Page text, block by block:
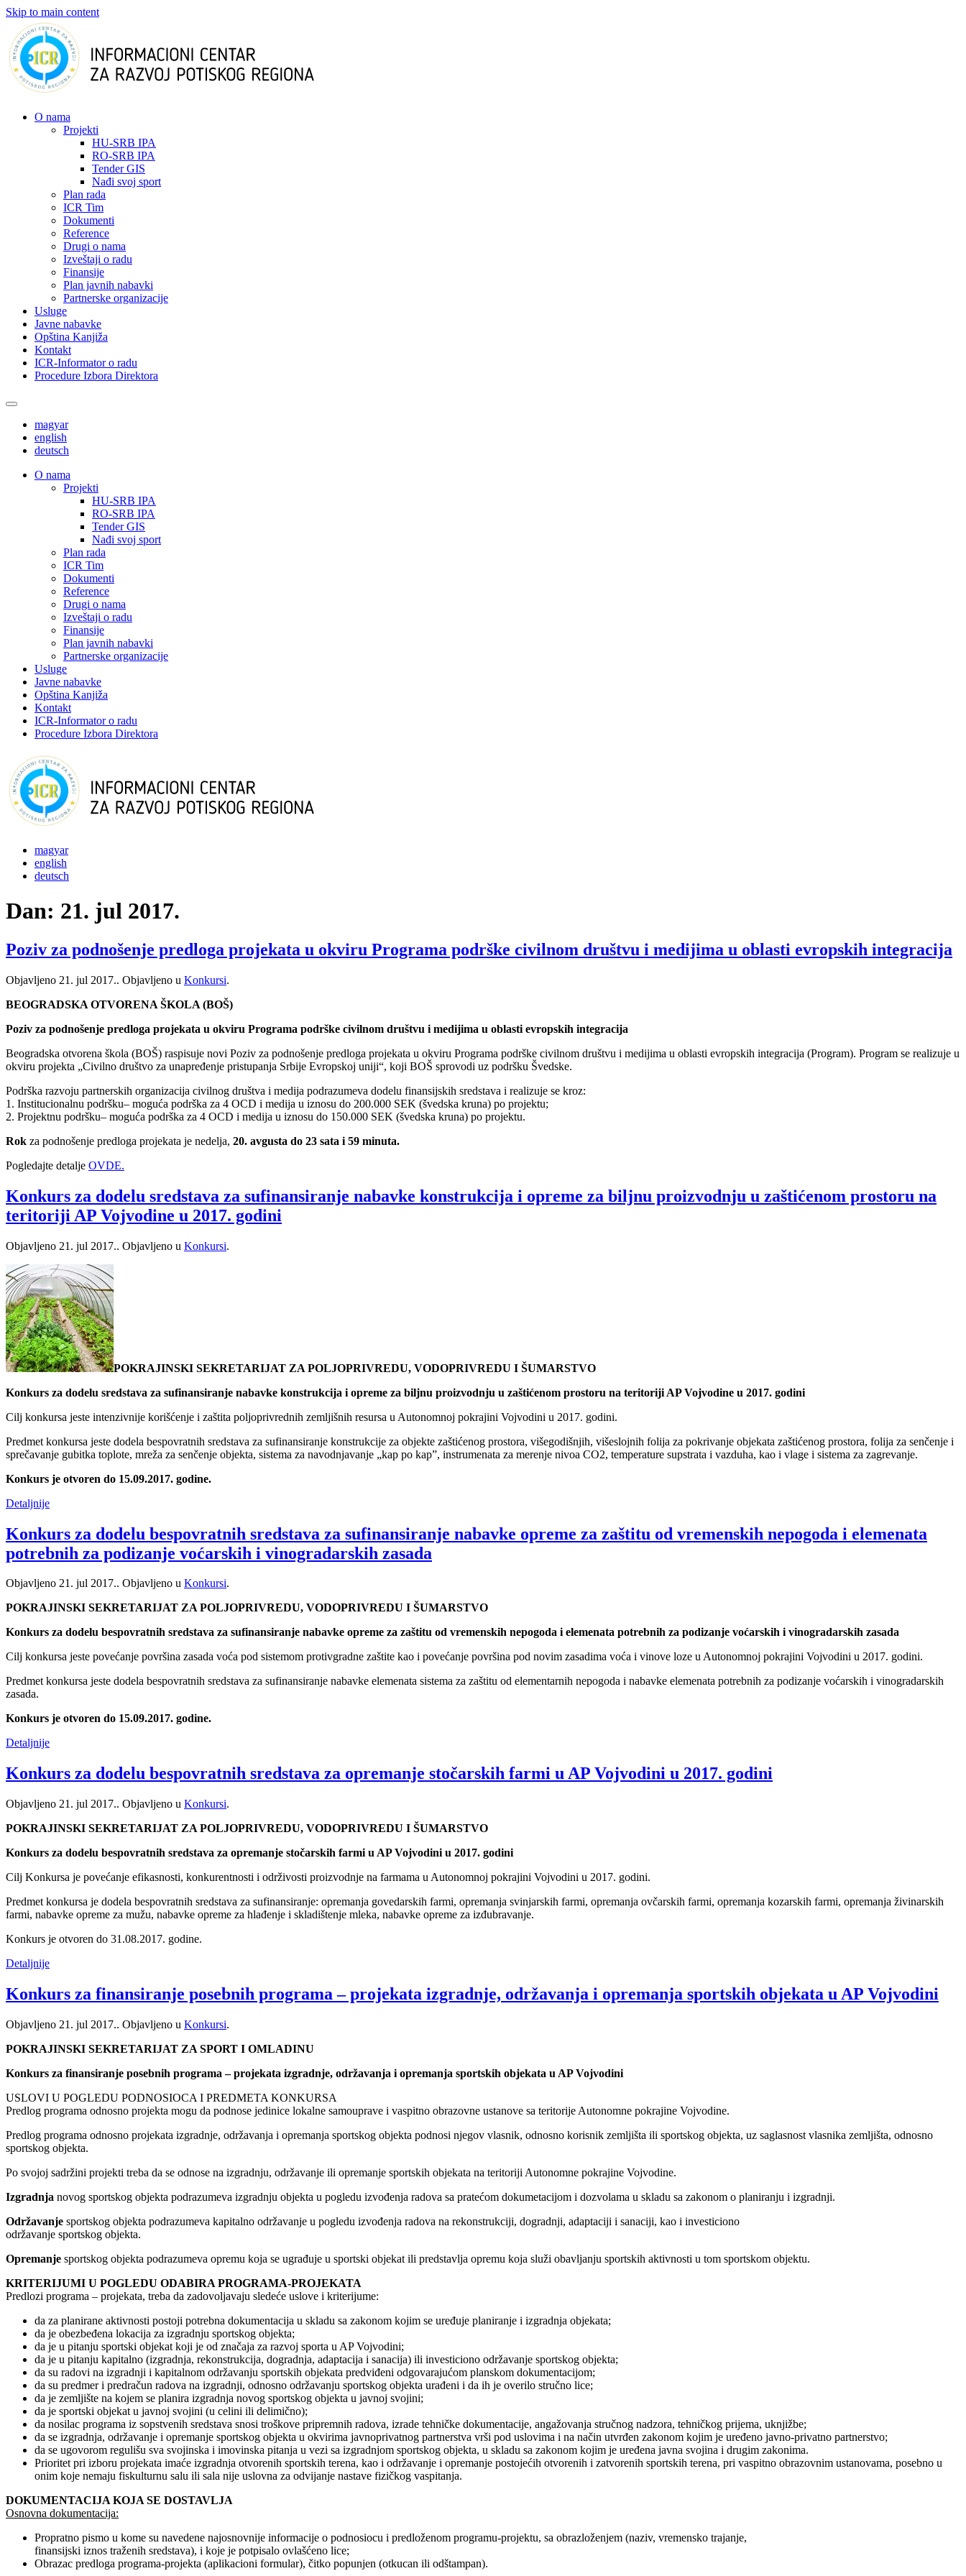
Skip to main content
О nama
Projekti
HU-SRB IPA
RO-SRB IPA
Tender GIS
Nađi svoj sport
Plan rada
ICR Tim
Dokumenti
Reference
Drugi o nama
Izveštaji o radu
Finansije
Plan javnih nabavki
Partnerske organizacije
Usluge
Javne nabavke
Opština Kanjiža
Kontakt
ICR-Informator o radu
Procedure Izbora Direktora
magyar
english
deutsch
О nama
Projekti
HU-SRB IPA
RO-SRB IPA
Tender GIS
Nađi svoj sport
Plan rada
ICR Tim
Dokumenti
Reference
Drugi o nama
Izveštaji o radu
Finansije
Plan javnih nabavki
Partnerske organizacije
Usluge
Javne nabavke
Opština Kanjiža
Kontakt
ICR-Informator o radu
Procedure Izbora Direktora
magyar
english
deutsch
Dan: 21. jul 2017.
Poziv za podnošenje predloga projekata u okviru Programa podrške civilnom društvu i medijima u oblasti evropskih integracija
Objavljeno 21. jul 2017.. Objavljeno u Konkursi.
BEOGRADSKA OTVORENA ŠKOLA (BOŠ)
Poziv za podnošenje predloga projekata u okviru Programa podrške civilnom društvu i medijima u oblasti evropskih integracija
Beogradska otvorena škola (BOŠ) raspisuje novi Poziv za podnošenje predloga projekata u okviru Programa podrške civilnom društvu i medijima u oblasti evropskih integracija (Program). Program se realizuje u
okviru projekta „Civilno društvo za unapređenje pristupanja Srbije Evropskoj uniji“, koji BOŠ sprovodi uz podršku Švedske.
Podrška razvoju partnerskih organizacija civilnog društva i medija podrazumeva dodelu finansijskih sredstava i realizuje se kroz:
1. Institucionalnu podršku– moguća podrška za 4 OCD i medija u iznosu do 200.000 SEK (švedska kruna) po projektu;
2. Projektnu podršku– moguća podrška za 4 OCD i medija u iznosu do 150.000 SEK (švedska kruna) po projektu.
Rok za podnošenje predloga projekata je nedelja, 20. avgusta do 23 sata i 59 minuta.
Pogledajte detalje OVDE.
Konkurs za dodelu sredstava za sufinansiranje nabavke konstrukcija i opreme za biljnu proizvodnju u zaštićenom prostoru na
teritoriji AP Vojvodine u 2017. godini
Objavljeno 21. jul 2017.. Objavljeno u Konkursi.
POKRAJINSKI SEKRETARIJAT ZA POLJOPRIVREDU, VODOPRIVREDU I ŠUMARSTVO
Konkurs za dodelu sredstava za sufinansiranje nabavke konstrukcija i opreme za biljnu proizvodnju u zaštićenom prostoru na teritoriji AP Vojvodine u 2017. godini
Cilj konkursa jeste intenzivnije korišćenje i zaštita poljoprivrednih zemljišnih resursa u Autonomnoj pokrajini Vojvodini u 2017. godini.
Predmet konkursa jeste dodela bespovratnih sredstava za sufinansiranje konstrukcije za objekte zaštićenog prostora, višegodišnjih, višeslojnih folija za pokrivanje objekata zaštićenog prostora, folija za senčenje i
sprečavanje gubitka toplote, mreža za senčenje objekta, sistema za navodnjavanje „kap po kap”, instrumenata za merenje nivoa CO2, temperature supstrata i vazduha, kao i vlage i sistema za zagrevanje.
Konkurs je otvoren do 15.09.2017. godine.
Detaljnije
Konkurs za dodelu bespovratnih sredstava za sufinansiranje nabavke opreme za zaštitu od vremenskih nepogoda i elemenata
potrebnih za podizanje voćarskih i vinogradarskih zasada
Objavljeno 21. jul 2017.. Objavljeno u Konkursi.
POKRAJINSKI SEKRETARIJAT ZA POLJOPRIVREDU, VODOPRIVREDU I ŠUMARSTVO
Konkurs za dodelu bespovratnih sredstava za sufinansiranje nabavke opreme za zaštitu od vremenskih nepogoda i elemenata potrebnih za podizanje voćarskih i vinogradarskih zasada
Cilj konkursa jeste povećanje površina zasada voća pod sistemom protivgradne zaštite kao i povećanje površina pod novim zasadima voća i vinove loze u Autonomnoj pokrajini Vojvodini u 2017. godini.
Predmet konkursa jeste dodela bespovratnih sredstava za sufinansiranje nabavke elemenata sistema za zaštitu od elementarnih nepogoda i nabavke elemenata potrebnih za podizanje voćarskih i vinogradarskih
zasada.
Konkurs je otvoren do 15.09.2017. godine.
Detaljnije
Konkurs za dodelu bespovratnih sredstava za opremanje stočarskih farmi u AP Vojvodini u 2017. godini
Objavljeno 21. jul 2017.. Objavljeno u Konkursi.
POKRAJINSKI SEKRETARIJAT ZA POLJOPRIVREDU, VODOPRIVREDU I ŠUMARSTVO
Konkurs za dodelu bespovratnih sredstava za opremanje stočarskih farmi u AP Vojvodini u 2017. godini
Cilj Konkursa je povećanje efikasnosti, konkurentnosti i održivosti proizvodnje na farmama u Autonomnoj pokrajini Vojvodini u 2017. godini.
Predmet konkursa je dodela bespovratnih sredstava za sufinansiranje: opremanja govedarskih farmi, opremanja svinjarskih farmi, opremanja ovčarskih farmi, opremanja kozarskih farmi, opremanja živinarskih
farmi, nabavke opreme za mužu, nabavke opreme za hlađenje i skladištenje mleka, nabavke opreme za izđubravanje.
Konkurs je otvoren do 31.08.2017. godine.
Detaljnije
Konkurs za finansiranje posebnih programa – projekata izgradnje, održavanja i opremanja sportskih objekata u AP Vojvodini
Objavljeno 21. jul 2017.. Objavljeno u Konkursi.
POKRAJINSKI SEKRETARIJAT ZA SPORT I OMLADINU
Konkurs za finansiranje posebnih programa – projekata izgradnje, održavanja i opremanja sportskih objekata u AP Vojvodini
USLOVI U POGLEDU PODNOSIOCA I PREDMETA KONKURSA
Predlog programa odnosno projekta mogu da podnose jedinice lokalne samouprave i vaspitno obrazovne ustanove sa teritorije Autonomne pokrajine Vojvodine.
Predlog programa odnosno projekata izgradnje, održavanja i opremanja sportskog objekta podnosi njegov vlasnik, odnosno korisnik zemljišta ili sportskog objekta, uz saglasnost vlasnika zemljišta, odnosno
sportskog objekta.
Po svojoj sadržini projekti treba da se odnose na izgradnju, održavanje ili opremanje sportskih objekata na teritoriji Autonomne pokrajine Vojvodine.
Izgradnja novog sportskog objekta podrazumeva izgradnju objekta u pogledu izvođenja radova sa pratećom dokumetacijom i dozvolama u skladu sa zakonom o planiranju i izgradnji.
Održavanje sportskog objekta podrazumeva kapitalno održavanje u pogledu izvođenja radova na rekonstrukciji, dogradnji, adaptaciji i sanaciji, kao i investiciono
održavanje sportskog objekta.
Opremanje sportskog objekta podrazumeva opremu koja se ugrađuje u sportski objekat ili predstavlja opremu koja služi obavljanju sportskih aktivnosti u tom sportskom objektu.
KRITERIJUMI U POGLEDU ODABIRA PROGRAMA-PROJEKATA
Predlozi programa – projekata, treba da zadovoljavaju sledeće uslove i kriterijume:
da za planirane aktivnosti postoji potrebna dokumentacija u skladu sa zakonom kojim se uređuje planiranje i izgradnja objekata;
da je obezbeđena lokacija za izgradnju sportskog objekta;
da je u pitanju sportski objekat koji je od značaja za razvoj sporta u AP Vojvodini;
da je u pitanju kapitalno (izgradnja, rekonstrukcija, dogradnja, adaptacija i sanacija) ili investiciono održavanje sportskog objekta;
da su radovi na izgradnji i kapitalnom održavanju sportskih objekata predviđeni odgovarajućom planskom dokumentacijom;
da su predmer i predračun radova na izgradnji, odnosno održavanju sportskog objekta urađeni i da ih je overilo stručno lice;
da je zemljište na kojem se planira izgradnja novog sportskog objekta u javnoj svojini;
da je sportski objekat u javnoj svojini (u celini ili delimično);
da nosilac programa iz sopstvenih sredstava snosi troškove pripremnih radova, izrade tehničke dokumentacije, angažovanja stručnog nadzora, tehničkog prijema, uknjižbe;
da se izgradnja, održavanje i opremanje sportskog objekta u okvirima javnoprivatnog partnerstva vrši pod uslovima i na način utvrđen zakonom kojim je uređeno javno-privatno partnerstvo;
da se ugovorom regulišu sva svojinska i imovinska pitanja u vezi sa izgradnjom sportskog objekta, u skladu sa zakonom kojim je uređena javna svojina i drugim zakonima.
Prioritet pri izboru projekata imaće izgradnja otvorenih sportskih terena, kao i održavanje i opremanje postojećih otvorenih i zatvorenih sportskih terena, pri vaspitno obrazovnim ustanovama, posebno u
onim koje nemaju fiskulturnu salu ili sala nije uslovna za odvijanje nastave fizičkog vaspitanja.
DOKUMENTACIJA KOJA SE DOSTAVLJA
Osnovna dokumentacija:
Propratno pismo u kome su navedene najosnovnije informacije o podnosiocu i predloženom programu-projektu, sa obrazloženjem (naziv, vremensko trajanje,
finansijski iznos traženih sredstava), i koje je potpisalo ovlašćeno lice;
Obrazac predloga programa-projekta (aplikacioni formular), čitko popunjen (otkucan ili odštampan).